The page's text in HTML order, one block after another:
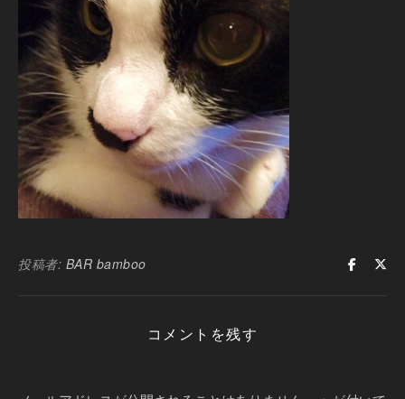
投稿者: BAR bamboo
コメントを残す